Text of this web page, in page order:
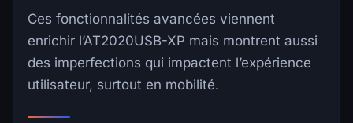
Ces fonctionnalités avancées viennent
enrichir l’AT2020USB-XP mais montrent aussi
des imperfections qui impactent l’expérience
utilisateur, surtout en mobilité.